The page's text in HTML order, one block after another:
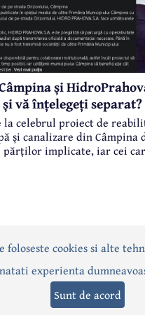
și
vă înțelegeți separat?
la celebrul proiect de
și canalizare din Câmpina
părților implicate, iar cei
PoliticăSocial
Editorial Sport Anunțuri
foloseste cookies si alte
experienta
Sunt de acord